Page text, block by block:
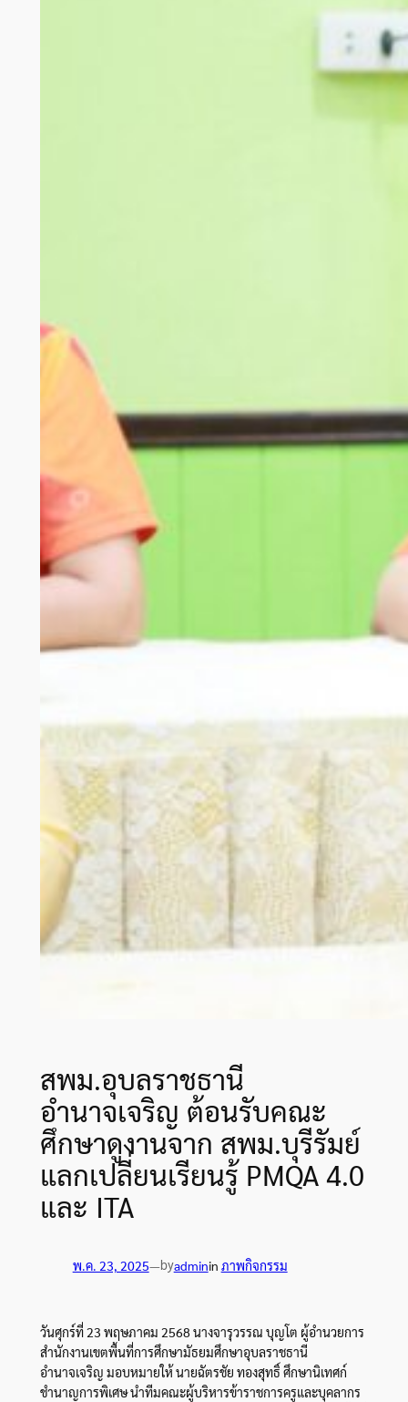
สพม.อุบลราชธานี
อำนาจเจริญ ต้อนรับคณะ
ศึกษาดูงานจาก สพม.บุรีรัมย์
แลกเปลี่ยนเรียนรู้ PMQA 4.0
และ ITA
พ.ค. 23, 2025—byadminin ภาพกิจกรรม
วันศุกร์ที่ 23 พฤษภาคม 2568 นางจารุวรรณ บุญโต ผู้อำนวยการ
สำนักงานเขตพื้นที่การศึกษามัธยมศึกษาอุบลราชธานี
อำนาจเจริญ มอบหมายให้ นายฉัตรชัย ทองสุทธิ์ ศึกษานิเทศก์
ชำนาญการพิเศษ นำทีมคณะผู้บริหารข้าราชการครูและบุคลากร